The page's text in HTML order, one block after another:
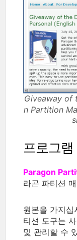
Giveaway of
n Partition
프로그램
Paragon
라곤 파티션
원본을 가지
티션 도구는
및 관리할 수